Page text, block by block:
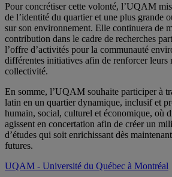
Pour concrétiser cette volonté, l’UQAM
de l’identité du quartier et une plus grande
sur son environnement. Elle continuera de
contribution dans le cadre de recherches
l’offre d’activités pour la communauté
différentes initiatives afin de renforcer leurs
collectivité.
En somme, l’UQAM souhaite participer à
latin en un quartier dynamique, inclusif et
humain, social, culturel et économique, où
agissent en concertation afin de créer un
d’études qui soit enrichissant dès
futures.
UQAM - Université du Québec à Montréal